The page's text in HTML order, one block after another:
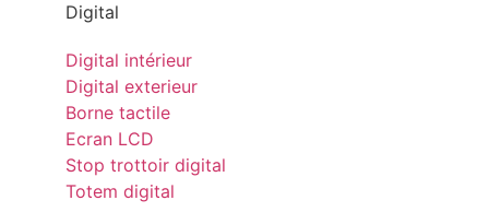
Digital
Digital intérieur
Digital exterieur
Borne tactile
Ecran LCD
Stop trottoir digital
Totem digital